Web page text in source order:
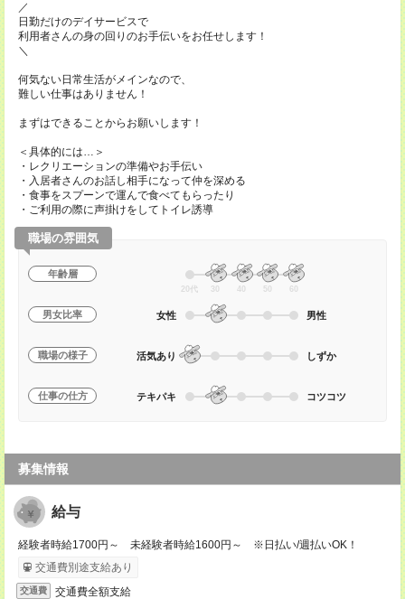
／
日勤だけのデイサービスで
利用者さんの身の回りのお手伝いをお任せします！
＼
何気ない日常生活がメインなので、
難しい仕事はありません！
まずはできることからお願いします！
＜具体的には…＞
・レクリエーションの準備やお手伝い
・入居者さんのお話し相手になって仲を深める
・食事をスプーンで運んで食べてもらったり
・ご利用の際に声掛けをしてトイレ誘導
職場の雰囲気
年齢層
20代 30 40 50 60
男女比率 女性 男性
職場の様子 活気あり しずか
仕事の仕方 テキパキ コツコツ
募集情報
給与
経験者時給1700円～ 未経験者時給1600円～ ※日払い/週払いOK！
交通費別途支給あり
交通費 交通費全額支給